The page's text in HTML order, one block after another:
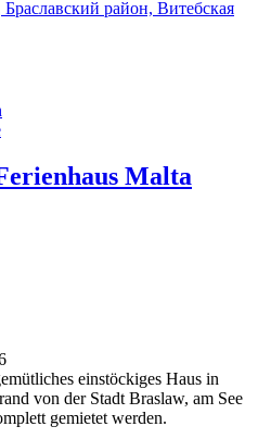
район, Витебская
Malta
einstöckiges Haus in
von der Stadt Braslaw, am See
gemietet werden.